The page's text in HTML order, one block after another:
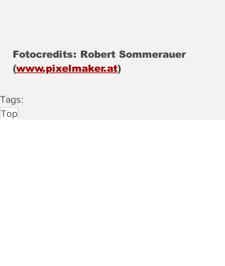
Fotocredits: Robert Sommerauer
(www.pixelmaker.at)
Tags:
Top